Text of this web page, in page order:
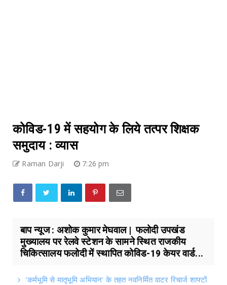
कोविड-19 में सहयोग के लिये तत्पर शिक्षक
समुदाय : व्यास
Raman Darji 7:26 pm
बाप न्यूज : अशोक कुमार मेघवाल | फलोदी उपखंड
मुख्यालय पर रेलवे स्टेशन के सामने स्थित राजकीय
चिकित्सालय फलोदी में स्थापित कोविड-19 केयर वार्ड...
'कर्मभूमि से मातृभूमि अभियान' के तहत नवनिर्मित वाटर रिचार्ज शाफ्टों